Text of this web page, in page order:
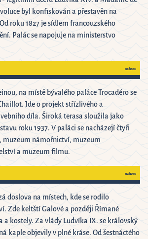
byl konfiskován a přestavěn na
roku 1827 je sídlem francouzského
Palác se napojuje na ministerstvo
nahoru
na místě bývalého paláce Trocadéro se
Jde o projekt střízlivého a
díla. Široká terasa sloužila jako
roku 1937. V paláci se nacházejí čtyři
muzeum námořnictví, muzeum
a muzeum filmu.
nahoru
doslova na místech, kde se rodilo
Zde keltští Galové a později Římané
a kostely. Za vlády Ludvíka IX. se královský
kaple objevily v plné kráse. Od šestnáctého